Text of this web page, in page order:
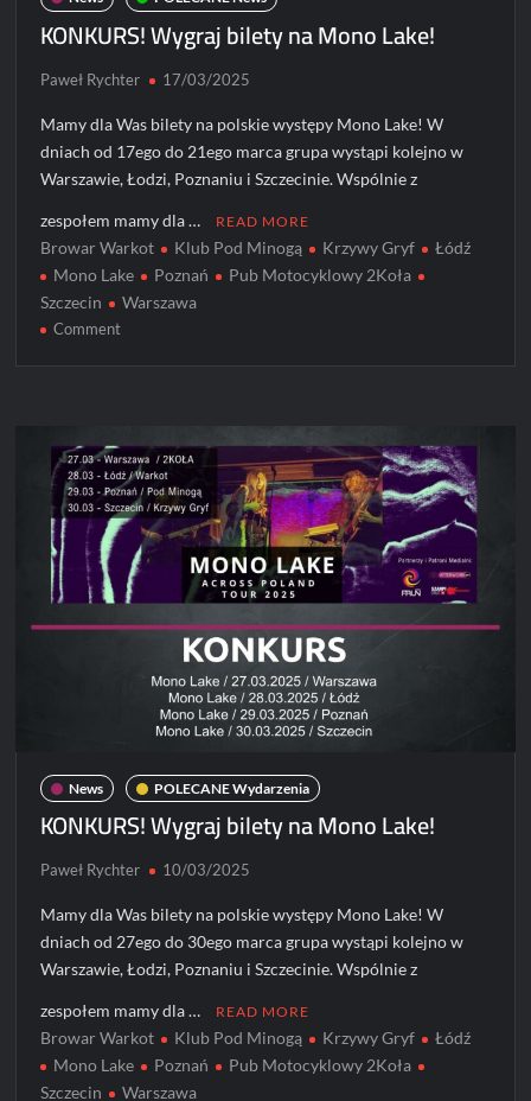
KONKURS! Wygraj bilety na Mono Lake!
Paweł Rychter 17/03/2025
Mamy dla Was bilety na polskie występy Mono Lake! W
dniach od 17ego do 21ego marca grupa wystąpi kolejno w
Warszawie, Łodzi, Poznaniu i Szczecinie. Wspólnie z
zespołem mamy dla … READ MORE
Browar Warkot Klub Pod Minogą Krzywy Gryf
Łódź
Mono Lake
Poznań
Pub Motocyklowy 2Koła
Szczecin
Warszawa
Commenton
Mono
Lake!
News POLECANE Wydarzenia
KONKURS! Wygraj bilety na Mono Lake!
Paweł Rychter 10/03/2025
Mamy dla Was bilety na polskie występy Mono Lake! W
dniach od 27ego do 30ego marca grupa wystąpi kolejno w
Warszawie, Łodzi, Poznaniu i Szczecinie. Wspólnie z
zespołem mamy dla … READ MORE
Browar Warkot Klub Pod Minogą Krzywy Gryf
Łódź
Mono Lake
Poznań
Pub Motocyklowy 2Koła
Szczecin
Warszawa